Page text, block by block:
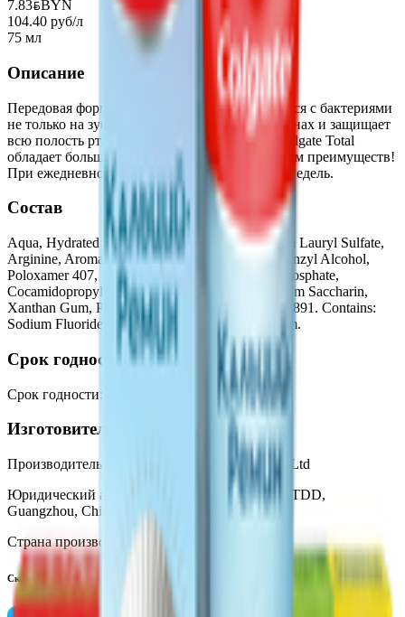
7.83BYNBYN
104.40 руб/л
75 мл
Описание
Передовая формула нового Colgate Total борется с бактериями
не только на зубах, но и на языке, щеках и деснах и защищает
всю полость рта в течение 12 часов Новый Colgate Total
обладает большим, чем когда-либо количеством преимуществ!
При ежедневном использовании в течение 4 недель.
Состав
Aqua, Hydrated Silica, Glycerin, Sorbitol, Sodium Lauryl Sulfate,
Arginine, Aroma, Zinc Oxide, Cellulose Gum, Benzyl Alcohol,
Poloxamer 407, Zinc Citrate, Tetrasodium Pyrophosphate,
Cocamidopropyl Betaine, Sodium Fluoride, Sodium Saccharin,
Xanthan Gum, Phosphoric Acid, Sucralose, CI 77891. Contains:
Sodium Fluoride Total Fluoride content: 1450 ppm.
Срок годности
Срок годности:
Изготовитель
Производитель:
Colgate-Palmolive (China) Co., Ltd
Юридический адрес:
#338 Qing Nian Road, GETDD,
Guangzhou, China, Китай
Страна производства:
Китай
Скачать приложение